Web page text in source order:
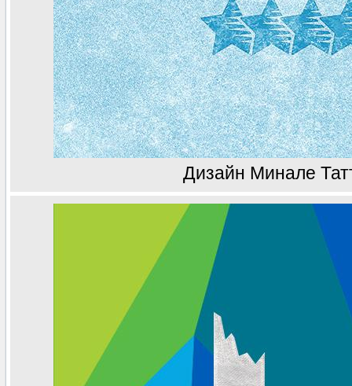
Дизайн Минале